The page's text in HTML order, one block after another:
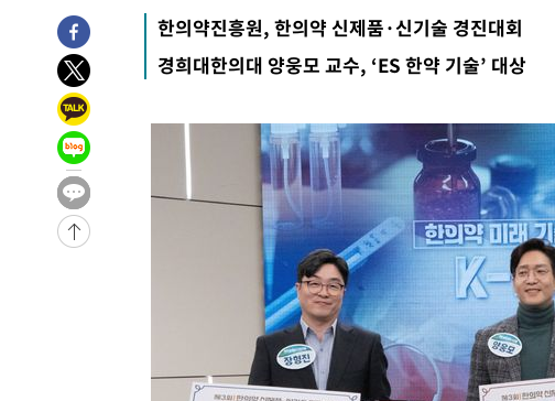
-5691초 전 >
[속보] 뉴욕증시, 일제 하락 마감…나스닥 0.06%↓
-29749초 전 >
[속보] 7월 중국 수출 23.9%↑ 수입 27.5%↑…무역총액
25.3%↑
-26909초 전 >
[속보]'채상병 순직 책임' 임성근, 항소심도 징역 3년
-26775초 전 >
-23375초 전 >
민주 콩고 에볼라환자 4천명 돌파, 4053명 발생 1850명 사망
-22625초 전 >
[속보]'300억원대 사기 혐의' 차가원 대표 구속 송치
-21819초 전 >
"미 전국적 살모네라 식중독 원인은 멕시코산 할라피뇨"-- CDC
-20332초 전 >
[속보]경찰·노동부, HL만도 평택사업장 끼임 사망 관련 압수수색
[속보]합수본, '투표율 허위 입력' 중앙·서울·경기도 선관위 등 9곳
[속보]원·달러 환율, 오전 9시 1423.8원
[속보]삼성전자·SK하이닉스 동반 강보합…1%대 상승 출발
[속보]코스닥, 5.95포인트(0.74%) 상승한 807.62개장
[속보]코스피, 6300선 재탈환…1.09% 오른 6365.07 개장
한의약진흥원, 한의약 신제품·신기술 경진대회
경희대한의대 양웅모 교수, ‘ES 한약 기술’ 대상